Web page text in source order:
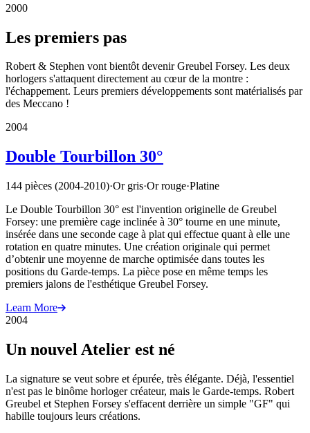
2000
Les premiers pas
Robert & Stephen vont bientôt devenir Greubel Forsey. Les deux
horlogers s'attaquent directement au cœur de la montre :
l'échappement. Leurs premiers développements sont matérialisés par
des Meccano !
2004
Double Tourbillon 30°
144 pièces (2004-2010)·Or gris·Or rouge·Platine
Le Double Tourbillon 30° est l'invention originelle de Greubel
Forsey: une première cage inclinée à 30° tourne en une minute,
insérée dans une seconde cage à plat qui effectue quant à elle une
rotation en quatre minutes. Une création originale qui permet
d’obtenir une moyenne de marche optimisée dans toutes les
positions du Garde-temps. La pièce pose en même temps les
premiers jalons de l'esthétique Greubel Forsey.
Learn More
2004
Un nouvel Atelier est né
La signature se veut sobre et épurée, très élégante. Déjà, l'essentiel
n'est pas le binôme horloger créateur, mais le Garde-temps. Robert
Greubel et Stephen Forsey s'effacent derrière un simple "GF" qui
habille toujours leurs créations.